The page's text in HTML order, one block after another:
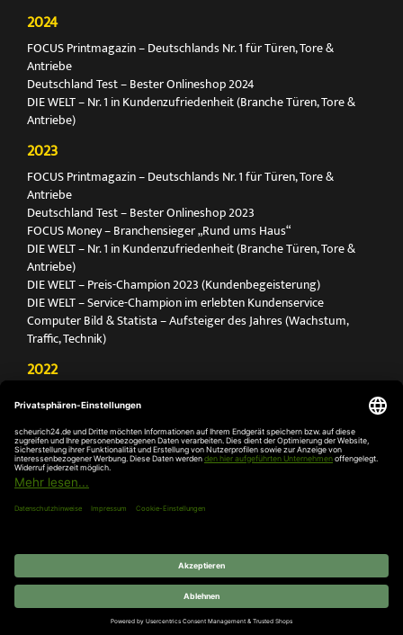
2024
FOCUS Printmagazin – Deutschlands Nr. 1 für Türen, Tore &
Antriebe
Deutschland Test – Bester Onlineshop 2024
DIE WELT – Nr. 1 in Kundenzufriedenheit (Branche Türen, Tore &
Antriebe)
2023
FOCUS Printmagazin – Deutschlands Nr. 1 für Türen, Tore &
Antriebe
Deutschland Test – Bester Onlineshop 2023
FOCUS Money – Branchensieger „Rund ums Haus“
DIE WELT – Nr. 1 in Kundenzufriedenheit (Branche Türen, Tore &
Antriebe)
DIE WELT – Preis-Champion 2023 (Kundenbegeisterung)
DIE WELT – Service-Champion im erlebten Kundenservice
Computer Bild & Statista – Aufsteiger des Jahres (Wachstum,
Traffic, Technik)
2022
Antriebe
Deutschland Test – Bester Onlineshop 2022
FOCUS Money – Branchensieger „Rund ums Haus“
DIE WELT – Service-Champion im erlebten Kundenservice
DIE WELT – Branchengewinner Gold-Rang (Türen, Tore & Antriebe)
© 2026 SCHEURICH GmbH